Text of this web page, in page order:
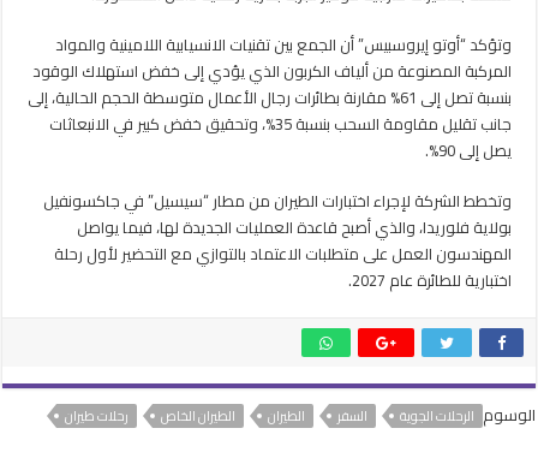
وتؤكد “أوتو إيروسبيس” أن الجمع بين تقنيات الانسيابية اللامينية والمواد
المركبة المصنوعة من ألياف الكربون الذي يؤدي إلى خفض استهلاك الوقود
بنسبة تصل إلى 61% مقارنة بطائرات رجال الأعمال متوسطة الحجم الحالية، إلى
جانب تقليل مقاومة السحب بنسبة 35%، وتحقيق خفض كبير في الانبعاثات
يصل إلى 90%.
وتخطط الشركة لإجراء اختبارات الطيران من مطار “سيسيل” في جاكسونفيل
بولاية فلوريدا، والذي أصبح قاعدة العمليات الجديدة لها، فيما يواصل
المهندسون العمل على متطلبات الاعتماد بالتوازي مع التحضير لأول رحلة
اختبارية للطائرة عام 2027.
الوسوم الرحلات الجوية السفر الطيران الطيران الخاص رحلات طيران